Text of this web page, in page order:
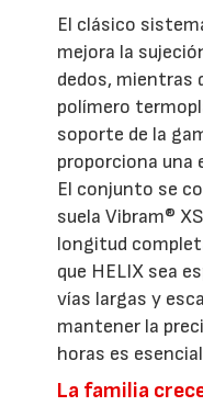
El clásico
mejora la
dedos, mientras
polímero
soporte de la
proporciona una
El conjunto se
suela Vibram®
longitud
que HELIX sea
vías largas y
mantener la
horas es
La familia